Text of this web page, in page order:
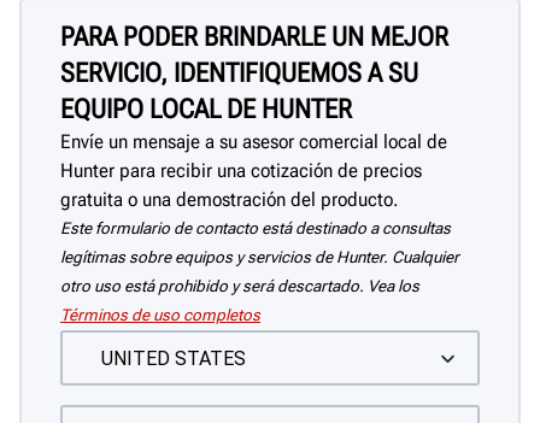
PARA PODER BRINDARLE UN MEJOR
SERVICIO, IDENTIFIQUEMOS A SU
EQUIPO LOCAL DE HUNTER
Envíe un mensaje a su asesor comercial local de
Hunter para recibir una cotización de precios
gratuita o una demostración del producto.
Este formulario de contacto está destinado a consultas
legítimas sobre equipos y servicios de Hunter. Cualquier
otro uso está prohibido y será descartado. Vea los
Términos de uso completos